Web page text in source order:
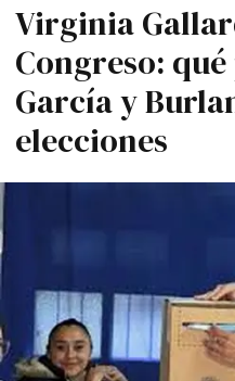
Virginia
Congreso:
García y
elecciones